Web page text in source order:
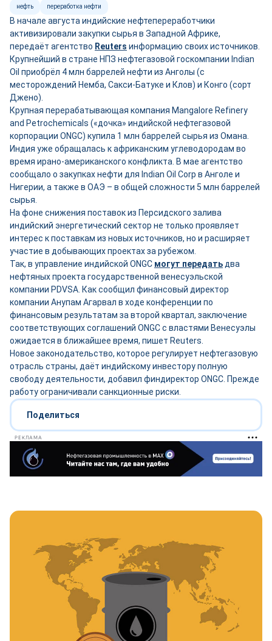
нефть переработка нефти
В начале августа индийские нефтепереработчики
активизировали закупки сырья в Западной Африке,
передаёт агентство Reuters информацию своих источников.
Крупнейший в стране НПЗ нефтегазовой госкомпании Indian
Oil приобрёл 4 млн баррелей нефти из Анголы (с
месторождений Немба, Сакси-Батуке и Клов) и Конго (сорт
Джено).
Крупная перерабатывающая компания Mangalore Refinery
and Petrochemicals («дочка» индийской нефтегазовой
корпорации ONGC) купила 1 млн баррелей сырья из Омана.
Индия уже обращалась к африканским углеводородам во
время ирано-американского конфликта. В мае агентство
сообщало о закупках нефти для Indian Oil Corp в Анголе и
Нигерии, а также в ОАЭ – в общей сложности 5 млн баррелей
сырья.
На фоне снижения поставок из Персидского залива
индийский энергетический сектор не только проявляет
интерес к поставкам из новых источников, но и расширяет
участие в добывающих проектах за рубежом.
Так, в управление индийской ONGC могут передать два
нефтяных проекта государственной венесуэльской
компании PDVSA. Как сообщил финансовый директор
компании Анупам Агарвал в ходе конференции по
финансовым результатам за второй квартал, заключение
соответствующих соглашений ONGC с властями Венесуэлы
ожидается в ближайшее время, пишет Reuters.
Новое законодательство, которое регулирует нефтегазовую
отрасль страны, даёт индийскому инвестору полную
свободу деятельности, добавил финдиректор ONGC. Прежде
работу ограничивали санкционные риски.
Поделиться
РЕКЛАМА